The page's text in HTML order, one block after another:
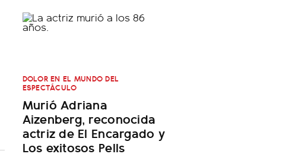
DOLOR EN EL MUNDO DEL
ESPECTÁCULO
Murió Adriana
Aizenberg, reconocida
actriz de El Encargado y
Los exitosos Pells